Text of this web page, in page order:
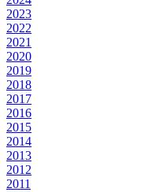
2023
2022
2021
2020
2019
2018
2017
2016
2015
2014
2013
2012
2011